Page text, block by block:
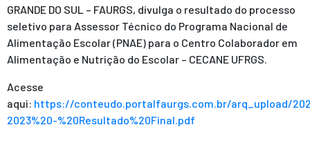
GRANDE DO SUL – FAURGS, divulga o resultado do processo
seletivo para Assessor Técnico do Programa Nacional de
Alimentação Escolar (PNAE) para o Centro Colaborador em
Alimentação e Nutrição do Escolar – CECANE UFRGS.
Acesse
aqui: https://conteudo.portalfaurgs.com.br/arq_upload/
2023%20-%20Resultado%20Final.pdf